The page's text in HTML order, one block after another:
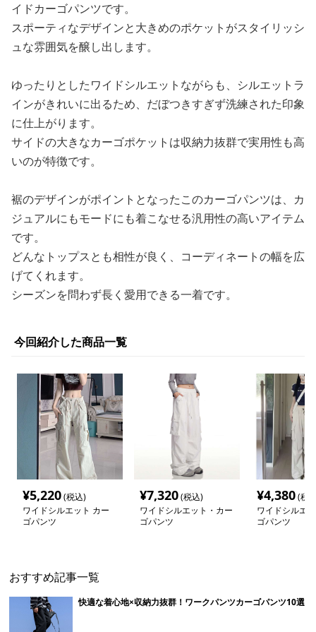
イドカーゴパンツです。
スポーティなデザインと大きめのポケットがスタイリッシ
ュな雰囲気を醸し出します。
ゆったりとしたワイドシルエットながらも、シルエットラ
インがきれいに出るため、だぼつきすぎず洗練された印象
に仕上がります。
サイドの大きなカーゴポケットは収納力抜群で実用性も高
いのが特徴です。
裾のデザインがポイントとなったこのカーゴパンツは、カ
ジュアルにもモードにも着こなせる汎用性の高いアイテム
です。
どんなトップスとも相性が良く、コーディネートの幅を広
げてくれます。
シーズンを問わず長く愛用できる一着です。
今回紹介した商品一覧
¥5,220(税込)
ワイドシルエット カー
ゴパンツ
¥7,320(税込)
ワイドシルエット・カー
ゴパンツ
¥4,380(税
ワイドシルエ
ゴパンツ
おすすめ記事一覧
快適な着心地×収納力抜群！ワークパンツカーゴパンツ10選